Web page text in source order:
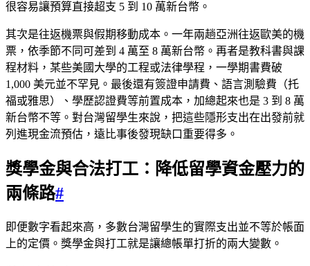
很容易讓預算直接超支 5 到 10 萬新台幣。
其次是往返機票與假期移動成本。一年兩趟亞洲往返歐美的機
票，依季節不同可差到 4 萬至 8 萬新台幣。再者是教科書與課
程材料，某些美國大學的工程或法律學程，一學期書費破
1,000 美元並不罕見。最後還有簽證申請費、語言測驗費（托
福或雅思）、學歷認證費等前置成本，加總起來也是 3 到 8 萬
新台幣不等。對台灣留學生來說，把這些隱形支出在出發前就
列進現金流預估，遠比事後發現缺口重要得多。
獎學金與合法打工：降低留學資金壓力的
兩條路#
即便數字看起來高，多數台灣留學生的實際支出並不等於帳面
上的定價。獎學金與打工就是讓總帳單打折的兩大變數。